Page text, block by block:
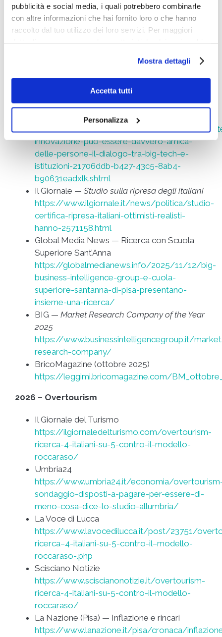
pubblicità e social media, i quali potrebbero combinarle
con altre informazioni che hai fornito loro o che hanno
raccolto dal tuo utilizzo dei loro servizi. Per maggiori
Mostra dettagli
Accetta tutti
Personalizza
etica della ricerca, riconoscimenti istituzionali e
affermazione di BIG nel settore.
Corriere della Sera (Roma) —Innovazione e
dialogo tra big tech e istituzioni
https://roma.corriere.it/notizie/cronaca/
innovazione-puo-essere-davvero-amica-
delle-persone-il-dialogo-tra-big-tech-e-
istituzioni-21706ddb-b427-43c5-8ab4-
b90631eadxlk.shtml
Il Giornale — Studio sulla ripresa degli italiani
https://www.ilgiornale.it/news/politica/studio-
certifica-ripresa-italiani-ottimisti-realisti-
hanno-2571158.html
Global Media News — Ricerca con Scuola
Superiore Sant’Anna
https://globalmedianews.info/2025/11/12/big-
business-intelligence-group-e-cuola-
superiore-santanna-di-pisa-presentano-
insieme-una-ricerca/
BIG — Market Research Company of the Year
2025
https://www.businessintelligencegroup.it/
research-company/
BricoMagazine (ottobre 2025)
https://leggimi.bricomagazine.com/
2026 – Overtourism
Il Giornale del Turismo
https://ilgiornaledelturismo.com/overtourism-
ricerca-4-italiani-su-5-contro-il-modello-
roccaraso/
Umbria24
https://www.umbria24.it/economia/
sondaggio-disposti-a-pagare-per-essere-di-
meno-cosa-dice-lo-studio-allumbria/
La Voce di Lucca
https://www.lavocedilucca.it/post/23751/
ricerca–4-italiani-su-5-contro-il–modello-
roccaraso-.php
Scisciano Notizie
https://www.sciscianonotizie.it/overtourism-
ricerca-4-italiani-su-5-contro-il-modello-
roccaraso/
La Nazione (Pisa) — Inflazione e rincari
https://www.lanazione.it/pisa/cronaca/